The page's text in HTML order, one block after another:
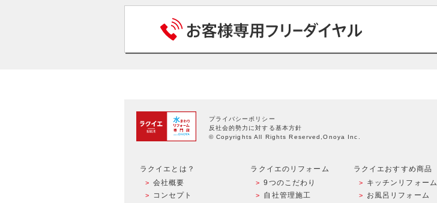
プライバシーポリシー
反社会的勢力に対する基本方針
© Copyrights All Rights Reserved,Onoya Inc.
ラクイエとは？
会社概要
コンセプト
ラクイエのリフォーム
9つのこだわり
自社管理施工
ラクイエおすすめ商品
キッチンリフォーム
お風呂リフォーム